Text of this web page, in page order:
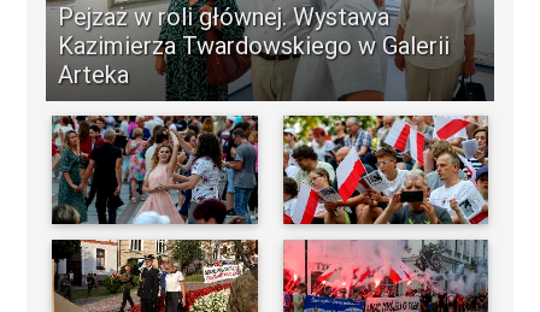
Pejzaż w roli głównej. Wystawa
Kazimierza Twardowskiego w Galerii
Arteka